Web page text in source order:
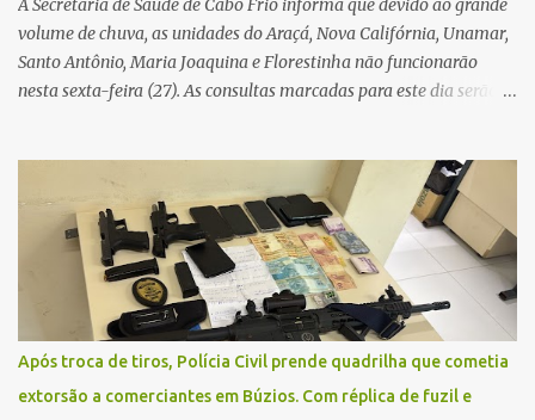
A Secretaria de Saúde de Cabo Frio informa que devido ao grande
volume de chuva, as unidades do Araçá, Nova Califórnia, Unamar,
Santo Antônio, Maria Joaquina e Florestinha não funcionarão
nesta sexta-feira (27). As consultas marcadas para este dia serão
Contamos com a compreensão de toda população, pois se trata de
uma situação climática que foge ao controle da administração
pública.
Após troca de tiros, Polícia Civil prende quadrilha que cometia
extorsão a comerciantes em Búzios. Com réplica de fuzil e